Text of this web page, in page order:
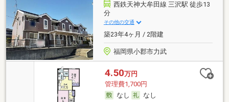
西鉄天神大牟田線 三沢駅 徒歩13
分
その他の交通
築23年4ヶ月 / 2階建
福岡県小郡市力武
4.50万円
管理費1,700円
なし
なし